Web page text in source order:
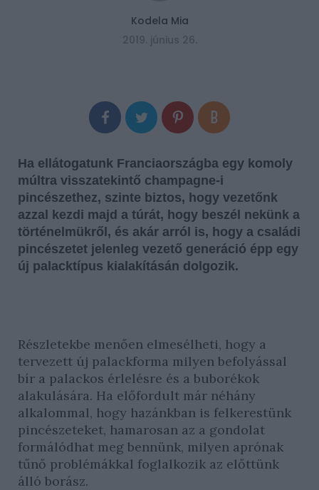
Kodela Mia
2019. június 26.
Ha ellátogatunk Franciaországba egy komoly
múltra visszatekintő champagne-i
pincészethez, szinte biztos, hogy vezetőnk
azzal kezdi majd a túrát, hogy beszél nekünk a
történelmükről, és akár arról is, hogy a családi
pincészetet jelenleg vezető generáció épp egy
új palacktípus kialakításán dolgozik.
Részletekbe menően elmesélheti, hogy a
tervezett új palackforma milyen befolyással
bír a palackos érlelésre és a buborékok
alakulására. Ha előfordult már néhány
alkalommal, hogy hazánkban is felkerestünk
pincészeteket, hamarosan az a gondolat
formálódhat meg bennünk, milyen aprónak
tűnő problémákkal foglalkozik az előttünk
álló borász.